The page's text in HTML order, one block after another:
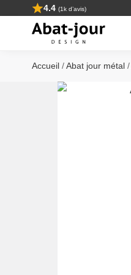
4.4 (1k d’avis)
Search
Accueil / Abat jour métal /